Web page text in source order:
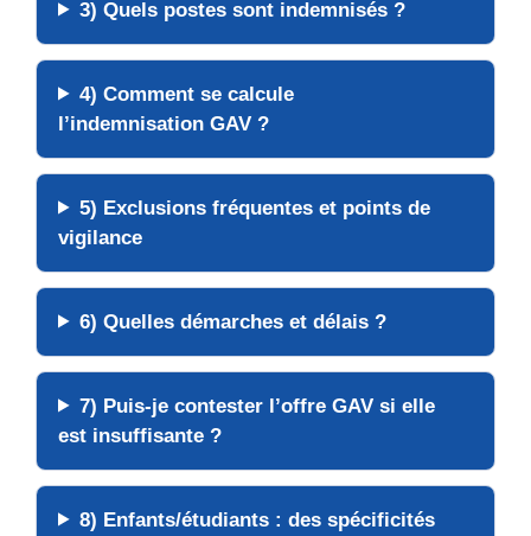
3) Quels postes sont indemnisés ?
4) Comment se calcule
l’indemnisation GAV ?
5) Exclusions fréquentes et points de
vigilance
6) Quelles démarches et délais ?
7) Puis-je contester l’offre GAV si elle
est insuffisante ?
8) Enfants/étudiants : des spécificités